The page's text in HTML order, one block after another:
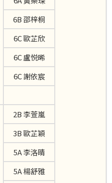
6B 邵梓桐
6C 歐芷欣
6C 盧悦晞
6C 謝依宸
2B 李萱嵐
3B 歐芷穎
5A 李洛晴
5A 楊舒雅